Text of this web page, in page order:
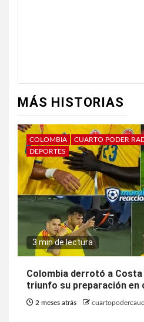
MÁS HISTORIAS
COLOMBIA
CUARTO PODER
DEPORTES
3 min de lectura
Colombia derrotó a
triunfo su preparación en
2 meses atrás